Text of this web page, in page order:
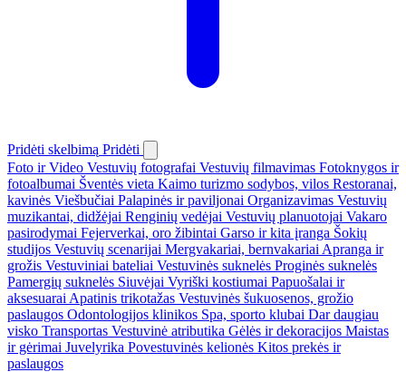
Pridėti skelbimą Pridėti
Foto ir Video Vestuvių fotografai Vestuvių filmavimas Fotoknygos ir
fotoalbumai Šventės vieta Kaimo turizmo sodybos, vilos Restoranai,
kavinės Viešbučiai Palapinės ir paviljonai Organizavimas Vestuvių
muzikantai, didžėjai Renginių vedėjai Vestuvių planuotojai Vakaro
pasirodymai Fejerverkai, oro žibintai Garso ir kita įranga Šokių
studijos Vestuvių scenarijai Mergvakariai, bernvakariai Apranga ir
grožis Vestuviniai bateliai Vestuvinės suknelės Proginės suknelės
Pamergių suknelės Siuvėjai Vyriški kostiumai Papuošalai ir
aksesuarai Apatinis trikotažas Vestuvinės šukuosenos, grožio
paslaugos Odontologijos klinikos Spa, sporto klubai Dar daugiau
visko Transportas Vestuvinė atributika Gėlės ir dekoracijos Maistas
ir gėrimai Juvelyrika Povestuvinės kelionės Kitos prekės ir
paslaugos